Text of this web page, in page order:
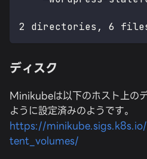
2 directories, 6
ディスク
Minikubeは以下のホスト上の
ように設定済みのようです。
https://
tent_volumes/